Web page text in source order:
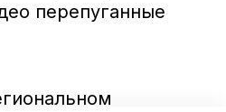
перепуганные